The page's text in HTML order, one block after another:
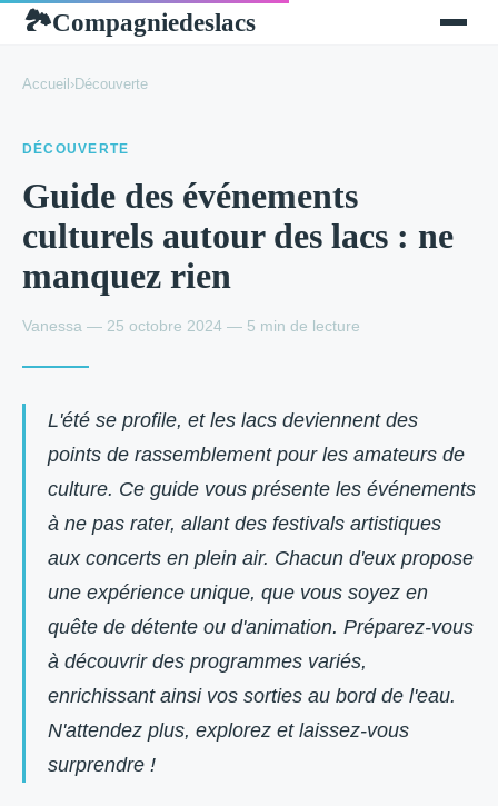
🏞Compagniedeslacs
Accueil ›Découverte
DÉCOUVERTE
Guide des événements
culturels autour des lacs : ne
manquez rien
Vanessa — 25 octobre 2024 — 5 min de lecture
L'été se profile, et les lacs deviennent des
points de rassemblement pour les amateurs de
culture. Ce guide vous présente les événements
à ne pas rater, allant des festivals artistiques
aux concerts en plein air. Chacun d'eux propose
une expérience unique, que vous soyez en
quête de détente ou d'animation. Préparez-vous
à découvrir des programmes variés,
enrichissant ainsi vos sorties au bord de l'eau.
N'attendez plus, explorez et laissez-vous
surprendre !